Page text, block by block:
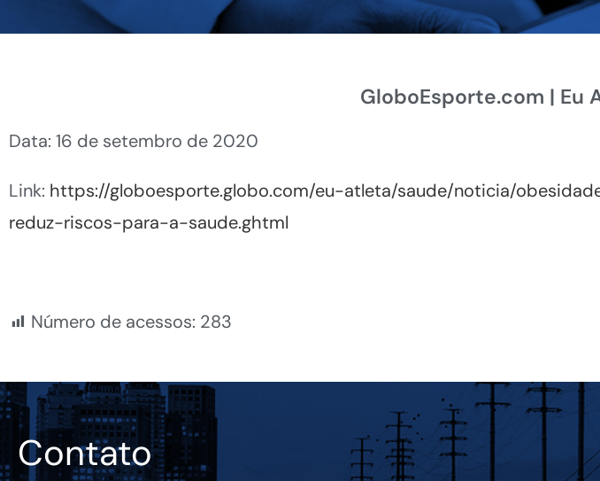
GloboEsporte.com | Eu
Data: 16 de setembro de 2020
Link: https://globoesporte.globo.com/eu-atleta/saude/noticia/
reduz-riscos-para-a-saude.ghtml
Número de acessos: 283
Contato